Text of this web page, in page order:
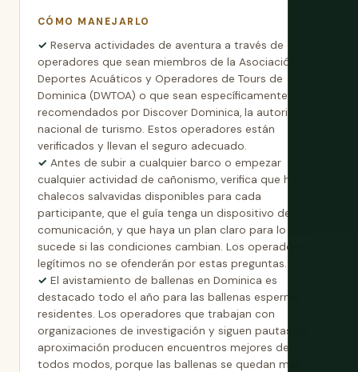
CÓMO MANEJARLO
Reserva actividades de aventura a través de
operadores que sean miembros de la Asociación de
Deportes Acuáticos y Operadores de Tours de
Dominica (DWTOA) o que sean específicamente
recomendados por Discover Dominica, la autoridad
nacional de turismo. Estos operadores están
verificados y llevan el seguro adecuado.
Antes de subir a cualquier barco o empezar
cualquier actividad de cañonismo, verifica que haya
chalecos salvavidas disponibles para cada
participante, que el guía tenga un dispositivo de
comunicación, y que haya un plan claro para lo que
sucede si las condiciones cambian. Los operadores
legítimos no se ofenderán por estas preguntas.
El avistamiento de ballenas en Dominica es
destacado todo el año para las ballenas esperma
residentes. Los operadores que trabajan con
organizaciones de investigación y siguen pautas de
aproximación producen encuentros mejores de
todos modos, porque las ballenas se quedan más